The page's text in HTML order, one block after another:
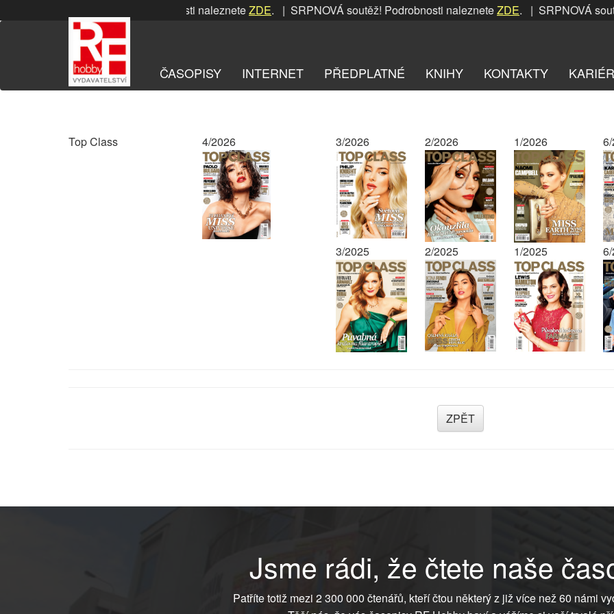
na
SRPNOVÁ soutěž! Podrobnosti nalezneteZDE. | SRPNOVÁ soutěž! Podrobnosti nalezneteZDE. | SRPNOVÁ
ČASOPISY INTERNET PŘEDPLATNÉ KNIHY KONTAKTY
Top Class 4/2026 3/2026 2/2026 1/2026
3/2025 2/2025 1/2025
ZPĚT
Jsme rádi, že čtete naše
Patříte totiž mezi 2 300 000 čtenářů, kteří čtou některý z již více než 60 námi